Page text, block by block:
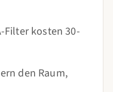
Filter kosten 30-
den Raum,